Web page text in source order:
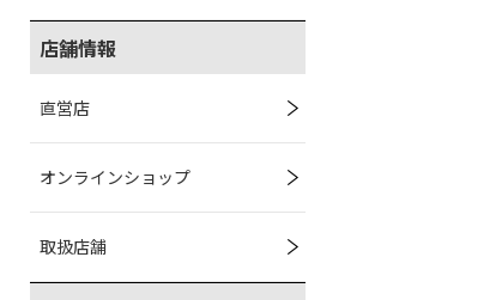
店舗情報
直営店
オンラインショップ
取扱店舗